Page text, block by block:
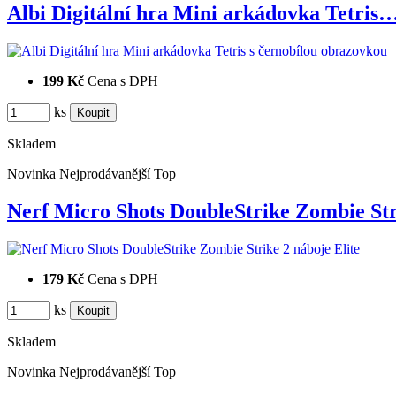
Albi Digitální hra Mini arkádovka
199 Kč Cena s DPH
ks
Skladem
Novinka Nejprodávanější Top
Nerf Micro Shots DoubleStrike Zombie
179 Kč Cena s DPH
ks
Skladem
Novinka Nejprodávanější Top